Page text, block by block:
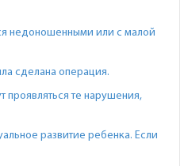
недоношенными или с малой
сделана операция.
проявляться те нарушения,
развитие ребенка. Если